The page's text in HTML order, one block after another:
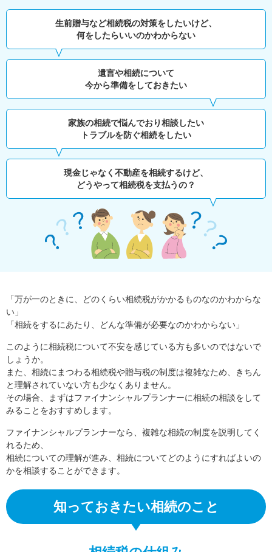
生前贈与など相続税の対策をしたいけど、
何をしたらいいのかわからない
遺言や相続について
今から準備をしておきたい
家族の相続で悩んでおり相談したい
トラブルを防ぐ相続をしたい
現金じゃなく不動産を相続するけど、
どうやって相続税を支払うの？
「万が一のときに、どのくらい相続税がかかるものなのかわからな
い」
「相続をするにあたり、どんな準備が必要なのかわからない」
このように相続税について不安を感じている方も多いのではないで
しょうか。
また、相続にまつわる相続税や贈与税の制度は複雑なため、きちん
と理解されていない方も少なくありません。
その場合、まずはファイナンシャルプランナーに相続の相談をして
みることをおすすめします。
ファイナンシャルプランナーなら、複雑な相続の制度を説明してく
れるため、
相続についての理解が進み、相続についてどのようにすればよいの
かを相談することができます。
知っておきたい相続のこと